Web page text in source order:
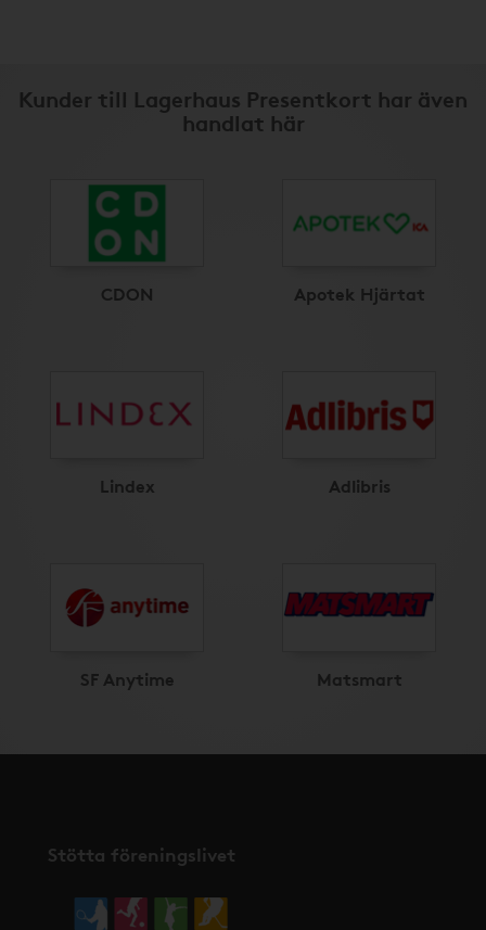
Kunder till Lagerhaus Presentkort har även
handlat här
CDON Apotek Hjärtat
Lindex Adlibris
SF Anytime Matsmart
Stötta föreningslivet